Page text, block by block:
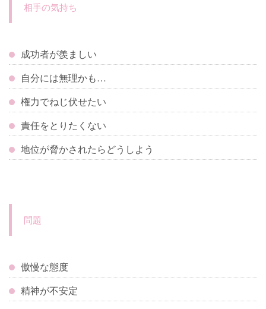
相手の気持ち
成功者が羨ましい
自分には無理かも…
権力でねじ伏せたい
責任をとりたくない
地位が脅かされたらどうしよう
問題
傲慢な態度
精神が不安定